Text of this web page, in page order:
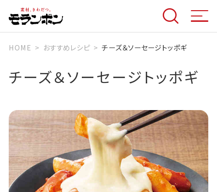
HOME おすすめレシピ チーズ＆ソーセージトッポギ
チーズ＆ソーセージトッポギ